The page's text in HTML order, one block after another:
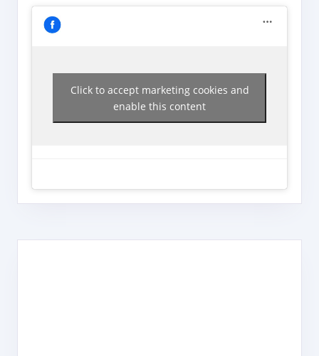
Click to accept marketing cookies and
enable this content